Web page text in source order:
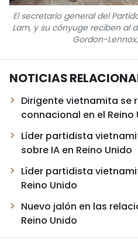
El secretario general del
Lam, y su cónyuge reciben al
Gordon-
NOTICIAS
Dirigente vietnamita se
connacional en el Reino
Líder partidista
sobre IA en Reino Unido
Líder partidista
Reino Unido
Nuevo jalón en las
Reino Unido